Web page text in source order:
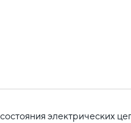
электрических